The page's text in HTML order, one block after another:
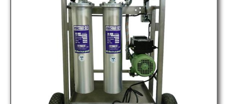
MICFIL MS2400